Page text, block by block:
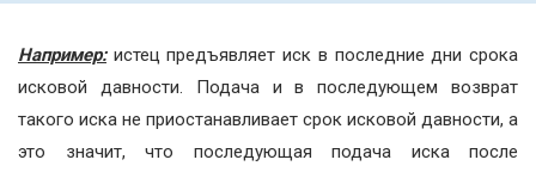
Например:истец предъявляет иск в последние дни срока
исковой давности. Подача и в последующем возврат
такого иска не приостанавливает срок исковой давности, а
это значит, что последующая подача иска после